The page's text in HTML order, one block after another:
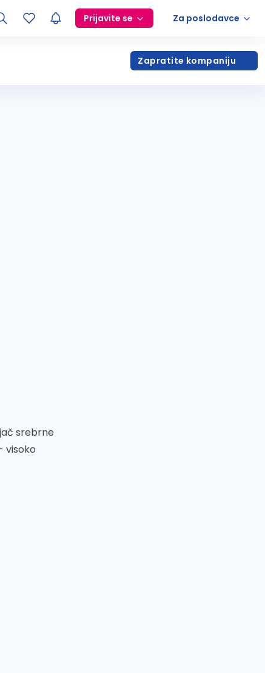
Prijavite se Za poslodavce
Zapratite kompaniju
srebrne
visoko